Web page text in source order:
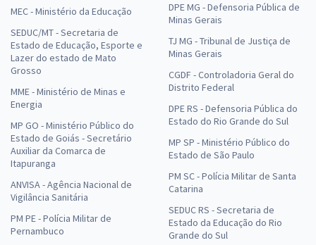
MEC - Ministério da Educação
SEDUC/MT - Secretaria de
Estado de Educação, Esporte e
Lazer do estado de Mato
Grosso
MME - Ministério de Minas e
Energia
MP GO - Ministério Público do
Estado de Goiás - Secretário
Auxiliar da Comarca de
Itapuranga
ANVISA - Agência Nacional de
Vigilância Sanitária
PM PE - Polícia Militar de
Pernambuco
DPE MG - Defensoria Pública de
Minas Gerais
TJ MG - Tribunal de Justiça de
Minas Gerais
CGDF - Controladoria Geral do
Distrito Federal
DPE RS - Defensoria Pública do
Estado do Rio Grande do Sul
MP SP - Ministério Público do
Estado de São Paulo
PM SC - Polícia Militar de Santa
Catarina
SEDUC RS - Secretaria de
Estado da Educação do Rio
Grande do Sul